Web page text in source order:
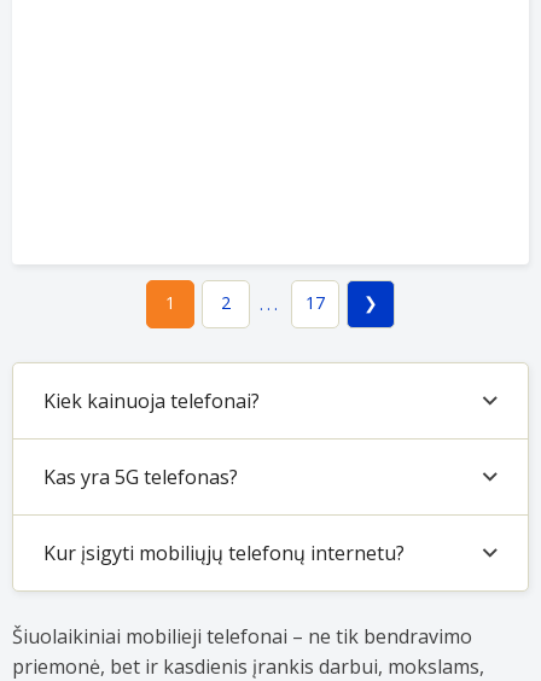
1 2 ... 17
Kiek kainuoja telefonai?
Kas yra 5G telefonas?
Kur įsigyti mobiliųjų telefonų internetu?
Šiuolaikiniai mobilieji telefonai – ne tik bendravimo
priemonė, bet ir kasdienis įrankis darbui, mokslams,